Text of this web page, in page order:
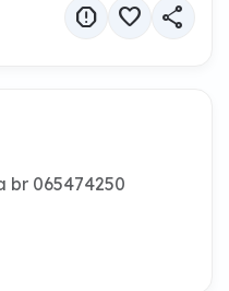
report favorite share
br 065474250